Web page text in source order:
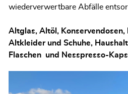
wiederverwertbare Abfälle
Altglas, Altöl,
Altkleider und Schuhe,
Flaschen und Nesspresso-